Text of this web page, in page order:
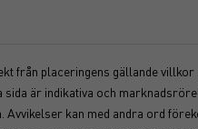
från placeringens gällande
är indikativa och
kan med andra ord